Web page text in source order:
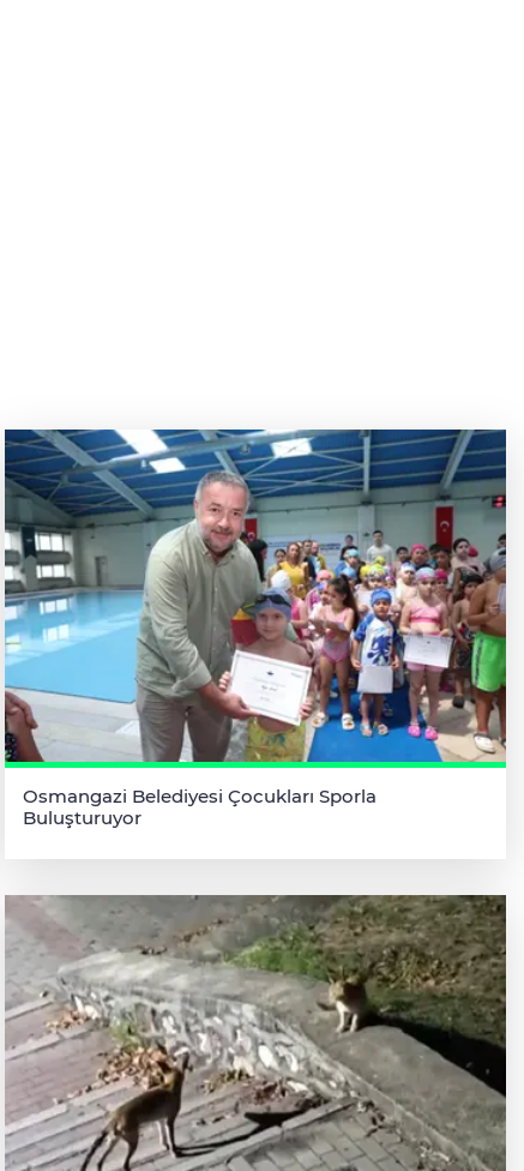
Osmangazi Belediyesi Çocukları Sporla
Buluşturuyor